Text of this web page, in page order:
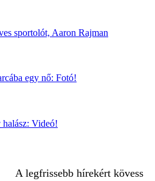
sportolót, Aaron Rajman
egy nő: Fotó!
Videó!
A legfrissebb hírekért kövess